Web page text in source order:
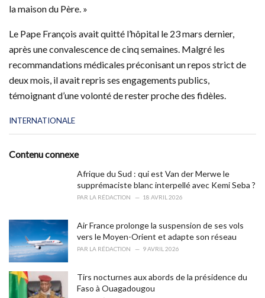
la maison du Père. »
Le Pape François avait quitté l’hôpital le 23 mars dernier,
après une convalescence de cinq semaines. Malgré les
recommandations médicales préconisant un repos strict de
deux mois, il avait repris ses engagements publics,
témoignant d’une volonté de rester proche des fidèles.
C
e
INTERNATIONALE
Contenu connexe
Afrique du Sud : qui est Van der Merwe le
supprémaciste blanc interpellé avec Kemi Seba ?
PAR LA RÉDACTION 18 AVRIL 2026
Air France prolonge la suspension de ses vols
vers le Moyen-Orient et adapte son réseau
PAR LA RÉDACTION 9 AVRIL 2026
Tirs nocturnes aux abords de la présidence du
Faso à Ouagadougou